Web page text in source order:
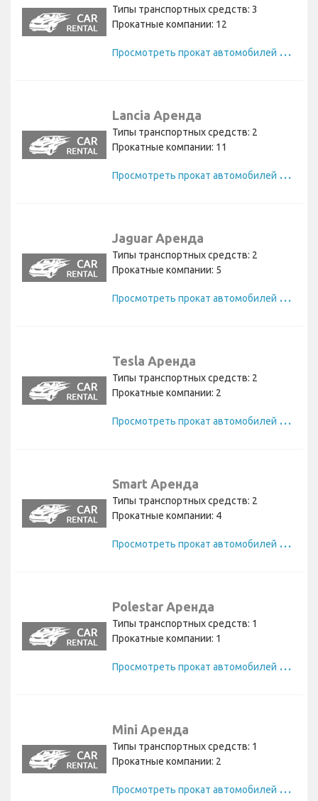
Типы транспортных средств: 3
Прокатные компании: 12
П
росмотреть прокат автомобилей Alfa Romeo
Lancia Аренда
Типы транспортных средств: 2
Прокатные компании: 11
П
росмотреть прокат автомобилей Lancia
Jaguar Аренда
Типы транспортных средств: 2
Прокатные компании: 5
П
росмотреть прокат автомобилей Jaguar
Tesla Аренда
Типы транспортных средств: 2
Прокатные компании: 2
П
росмотреть прокат автомобилей Tesla
Smart Аренда
Типы транспортных средств: 2
Прокатные компании: 4
П
росмотреть прокат автомобилей Smart
Polestar Аренда
Типы транспортных средств: 1
Прокатные компании: 1
П
росмотреть прокат автомобилей Polestar
Mini Аренда
Типы транспортных средств: 1
Прокатные компании: 2
П
росмотреть прокат автомобилей Mini